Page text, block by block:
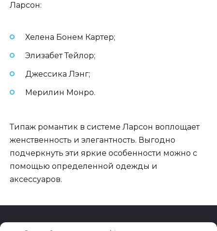
Ларсон:
Хелена Бонем Картер;
Элизабет Тейлор;
Джессика Лэнг;
Мерилин Монро.
Типаж романтик в системе Ларсон воплощает
женственность и элегантность. Выгодно
подчеркнуть эти яркие особенности можно с
помощью определенной одежды и
аксессуаров.